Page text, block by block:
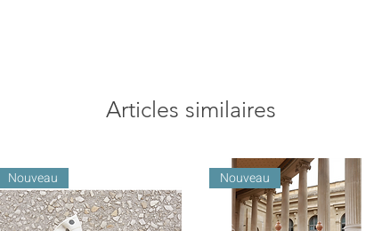
Articles similaires
Nouveau Nouveau